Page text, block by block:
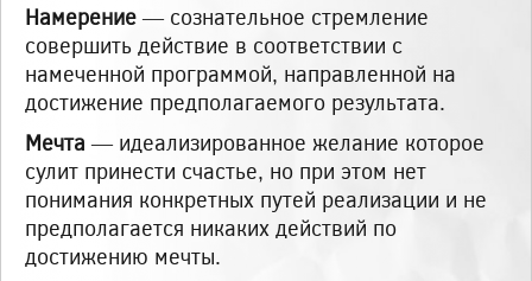
Намерение— сознательное стремление
совершить действие в соответствии с
намеченной программой, направленной на
достижение предполагаемого результата.
Мечта — идеализированное желание которое
сулит принести счастье, но при этом нет
понимания конкретных путей реализации и не
предполагается никаких действий по
достижению мечты.